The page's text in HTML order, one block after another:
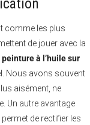
comme les plus
de jouer avec la
à l’huile sur
Nous avons souvent
aisément, ne
Un autre avantage
de rectifier les